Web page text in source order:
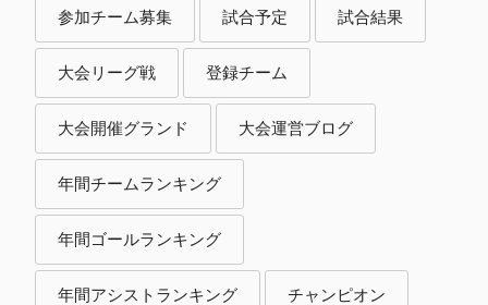
参加チーム募集 試合予定 試合結果
大会リーグ戦 登録チーム
大会開催グランド 大会運営ブログ
年間チームランキング
年間ゴールランキング
年間アシストランキング チャンピオン